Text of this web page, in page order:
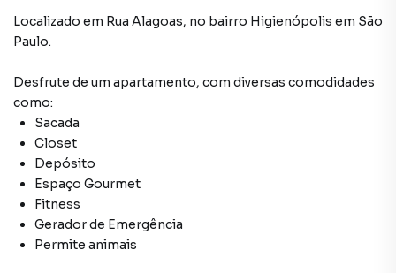
Localizado em Rua Alagoas, no bairro Higienópolis em São
Paulo.
Desfrute de um apartamento, com diversas comodidades
como:
Sacada
Closet
Depósito
Espaço Gourmet
Fitness
Gerador de Emergência
Permite animais